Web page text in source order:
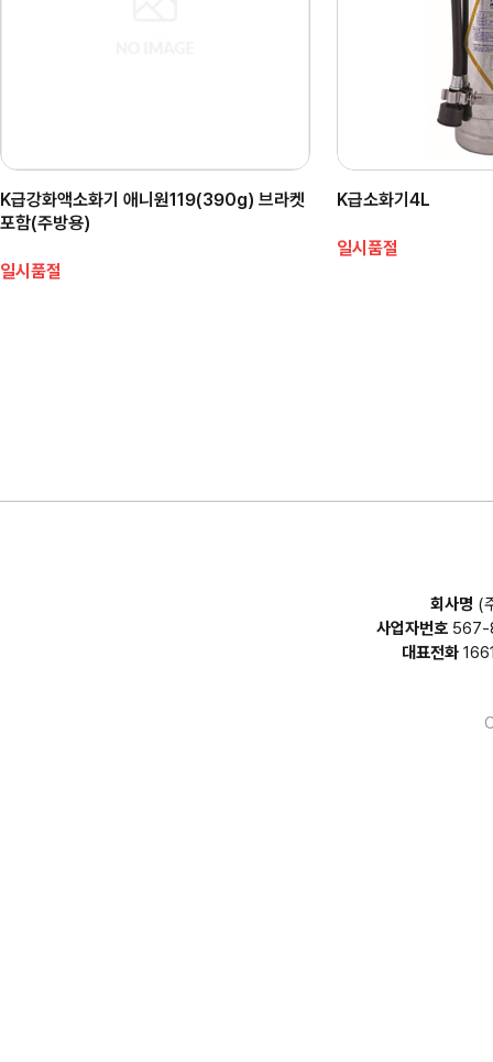
K급강화액소화기 애니원119(390g) 브라켓
포함(주방용)
일시품절
K급소화기4L
일시품절
회사명 (
사업자번호567-
대표전화